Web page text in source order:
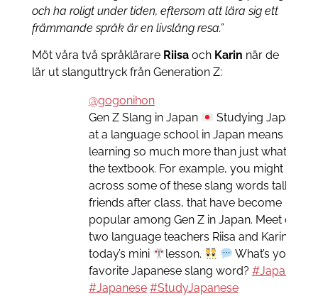
och ha roligt under tiden, eftersom att lära sig ett
främmande språk är en livslång resa.”
Möt våra två språklärare Riisaoch Karin när de
lär ut slanguttryck från Generation Z:
@gogonihon
Gen Z Slang in Japan
Studying Japanese
at a language school in Japan means
learning so much more than just what’s in
the textbook. For example, you might come
across some of these slang words talking
friends after class, that have become
popular among Gen Z in Japan. Meet our
two language teachers Riisa and Karin in
today’s mini
lesson.
What’s your
favorite Japanese slang word? #Japan
#Japanese #StudyJapanese